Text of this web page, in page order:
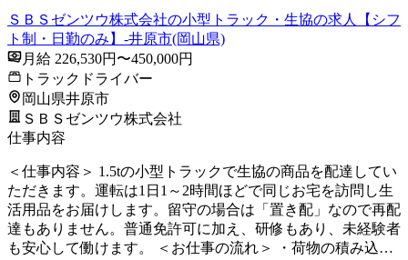
ＳＢＳゼンツウ株式会社の小型トラック・生協の求人【シフ
ト制・日勤のみ】-井原市(岡山県)
月給 226,530円〜450,000円
トラックドライバー
岡山県井原市
ＳＢＳゼンツウ株式会社
仕事内容
＜仕事内容＞ 1.5tの小型トラックで生協の商品を配達してい
ただきます。運転は1日1～2時間ほどで同じお宅を訪問し生
活用品をお届けします。留守の場合は「置き配」なので再配
達もありません。普通免許可に加え、研修もあり、未経験者
も安心して働けます。 ＜お仕事の流れ＞ ・荷物の積み込…